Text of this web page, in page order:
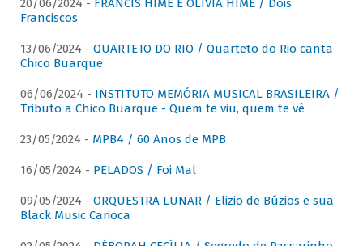
20/06/2024 - FRANCIS HIME E OLIVIA HIME / Dois
Franciscos
13/06/2024 - QUARTETO DO RIO / Quarteto do Rio canta
Chico Buarque
06/06/2024 - INSTITUTO MEMÓRIA MUSICAL BRASILEIRA /
Tributo a Chico Buarque - Quem te viu, quem te vê
23/05/2024 - MPB4 / 60 Anos de MPB
16/05/2024 - PELADOS / Foi Mal
09/05/2024 - ORQUESTRA LUNAR / Elizio de Búzios e sua
Black Music Carioca